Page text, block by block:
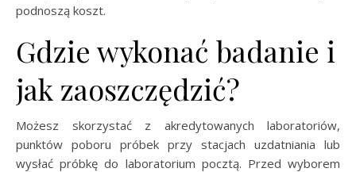
podnoszą koszt.
Gdzie wykonać badanie i
jak zaoszczędzić?
Możesz skorzystać z akredytowanych laboratoriów,
punktów poboru próbek przy stacjach uzdatniania lub
wysłać próbkę do laboratorium pocztą. Przed wyborem